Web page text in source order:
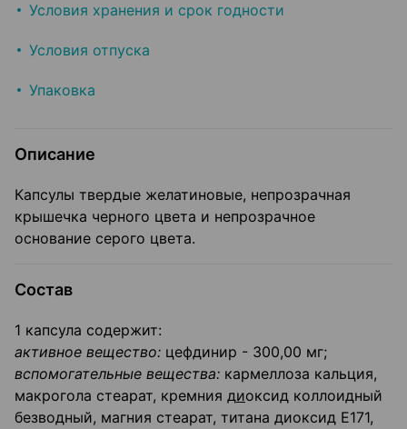
Условия хранения и срок годности
Условия отпуска
Упаковка
Описание
Капсулы твердые желатиновые, непрозрачная
крышечка черного цвета и непрозрачное
основание серого цвета.
Состав
1 капсула содержит:
активное вещество: цефдинир - 300,00 мг;
вспомогательные вещества: кармеллоза кальция,
макрогола стеарат, кремния диоксид коллоидный
безводный, магния стеарат, титана диоксид Е171,